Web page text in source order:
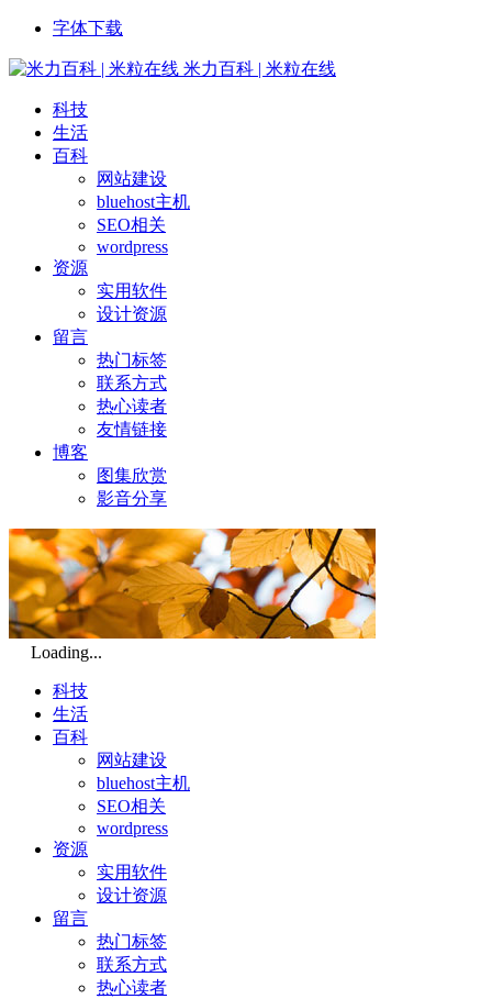
字体下载
米力百科 | 米粒在线
科技
生活
百科
网站建设
bluehost主机
SEO相关
wordpress
资源
实用软件
设计资源
留言
热门标签
联系方式
热心读者
友情链接
博客
图集欣赏
影音分享
Loading...
科技
生活
百科
网站建设
bluehost主机
SEO相关
wordpress
资源
实用软件
设计资源
留言
热门标签
联系方式
热心读者